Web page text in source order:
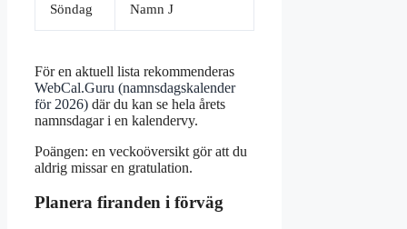
Söndag Namn J
För en aktuell lista rekommenderas
WebCal.Guru (namnsdagskalender
för 2026) där du kan se hela årets
namnsdagar i en kalendervy.
Poängen: en veckoöversikt gör att du
aldrig missar en gratulation.
Planera firanden i förväg